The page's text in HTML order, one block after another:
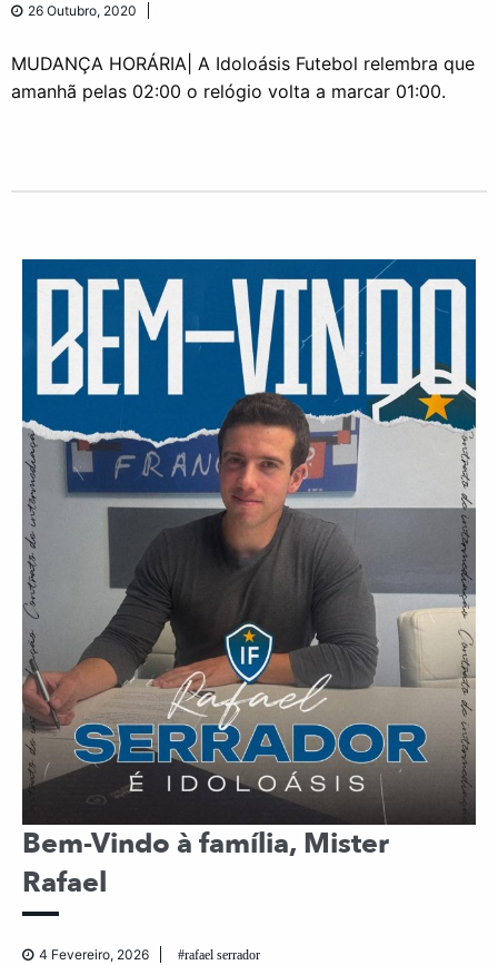
26 Outubro, 2020
MUDANÇA HORÁRIA| A Idoloásis Futebol relembra que
amanhã pelas 02:00 o relógio volta a marcar 01:00.
Bem-Vindo à família, Mister
Rafael
4 Fevereiro, 2026 rafael serrador